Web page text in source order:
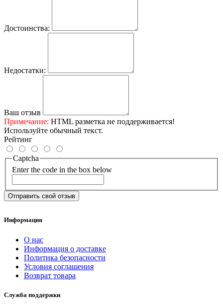
Достоинства:
Недостатки:
Ваш отзыв
Примечание: HTML разметка не поддерживается!
Используйте обычный текст.
Рейтинг
Captcha
Enter the code in the box below
Отправить свой отзыв
Информация
О нас
Информация о доставке
Политика безопасности
Условия соглашения
Возврат товара
Служба поддержки